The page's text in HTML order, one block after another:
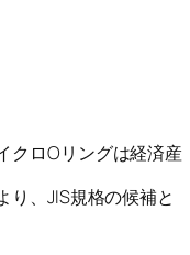
クロOリングは経済産
り、JIS規格の候補と